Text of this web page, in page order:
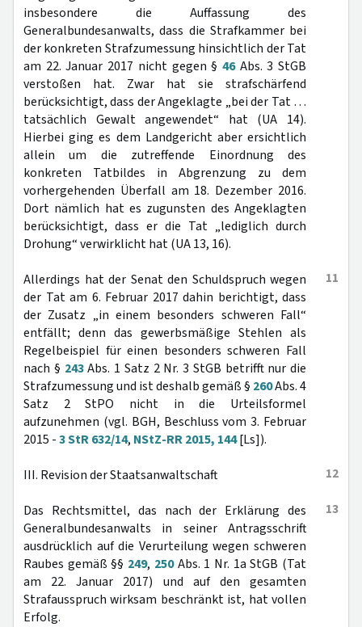
insbesondere die Auffassung des
Generalbundesanwalts, dass die Strafkammer bei
der konkreten Strafzumessung hinsichtlich der Tat
am 22. Januar 2017 nicht gegen § 46Abs. 3 StGB
verstoßen hat. Zwar hat sie strafschärfend
berücksichtigt, dass der Angeklagte „bei der Tat …
tatsächlich Gewalt angewendet“ hat (UA 14).
Hierbei ging es dem Landgericht aber ersichtlich
allein um die zutreffende Einordnung des
konkreten Tatbildes in Abgrenzung zu dem
vorhergehenden Überfall am 18. Dezember 2016.
Dort nämlich hat es zugunsten des Angeklagten
berücksichtigt, dass er die Tat „lediglich durch
Drohung“ verwirklicht hat (UA 13, 16).
11
Allerdings hat der Senat den Schuldspruch wegen
der Tat am 6. Februar 2017 dahin berichtigt, dass
der Zusatz „in einem besonders schweren Fall“
entfällt; denn das gewerbsmäßige Stehlen als
Regelbeispiel für einen besonders schweren Fall
nach § 243Abs. 1 Satz 2 Nr. 3 StGB betrifft nur die
Strafzumessung und ist deshalb gemäß § 260Abs. 4
Satz 2 StPO nicht in die Urteilsformel
aufzunehmen (vgl. BGH, Beschluss vom 3. Februar
2015 -3 StR 632/14, NStZ-RR 2015, 144[Ls]).
12
III. Revision der Staatsanwaltschaft
13
Das Rechtsmittel, das nach der Erklärung des
Generalbundesanwalts in seiner Antragsschrift
ausdrücklich auf die Verurteilung wegen schweren
Raubes gemäß §§ 249, 250Abs. 1 Nr. 1a StGB (Tat
am 22. Januar 2017) und auf den gesamten
Strafausspruch wirksam beschränkt ist, hat vollen
Erfolg.